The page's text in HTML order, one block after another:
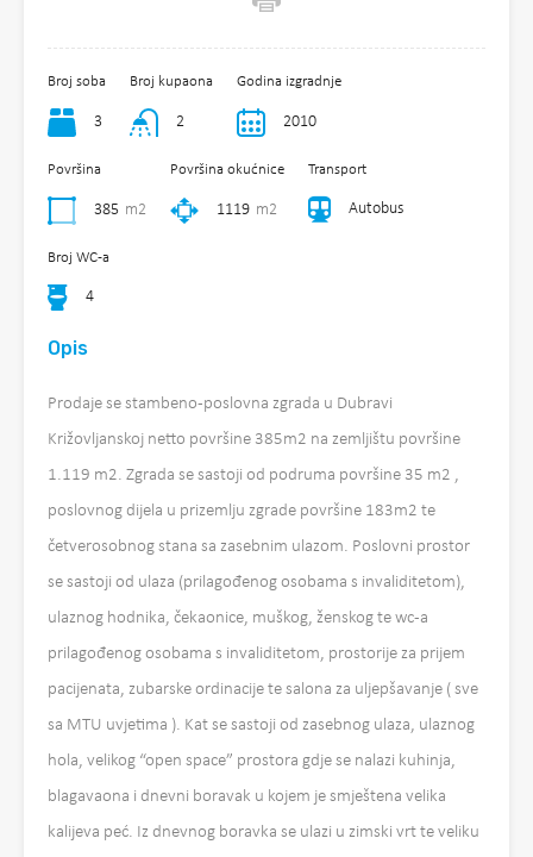
Broj soba
3
Broj kupaona
2
Godina izgradnje
2010
Površina
385 m2
Površina okućnice
1119 m2
Transport
Autobus
Broj WC-a
4
Opis
Prodaje se stambeno-poslovna zgrada u Dubravi
Križovljanskoj netto površine 385m2 na zemljištu površine
1.119 m2. Zgrada se sastoji od podruma površine 35 m2 ,
poslovnog dijela u prizemlju zgrade površine 183m2 te
četverosobnog stana sa zasebnim ulazom. Poslovni prostor
se sastoji od ulaza (prilagođenog osobama s invaliditetom),
ulaznog hodnika, čekaonice, muškog, ženskog te wc-a
prilagođenog osobama s invaliditetom, prostorije za prijem
pacijenata, zubarske ordinacije te salona za uljepšavanje ( sve
sa MTU uvjetima ). Kat se sastoji od zasebnog ulaza, ulaznog
hola, velikog “open space” prostora gdje se nalazi kuhinja,
blagavaona i dnevni boravak u kojem je smještena velika
kalijeva peć. Iz dnevnog boravka se ulazi u zimski vrt te veliku